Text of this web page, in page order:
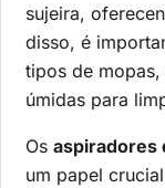
sujeira,
disso, é
tipos de
úmidas para
Os aspiradores
um papel